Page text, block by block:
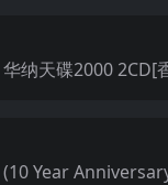
Year